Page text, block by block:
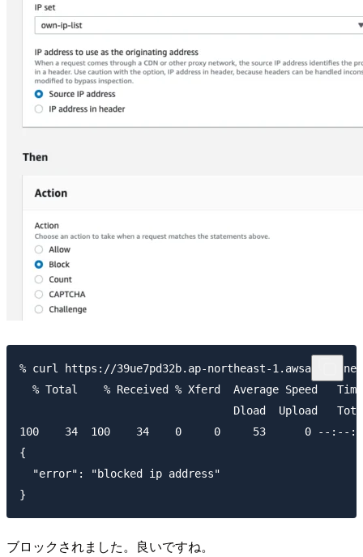
% curl https://39ue7pd32b.ap-northeast-
% Total    % Received % Xferd  Average Speed
Dload  Upload
100    34  100    34    0     0     53      0 --
{
  "error": "blocked ip address"
ブロックされました。良いですね。